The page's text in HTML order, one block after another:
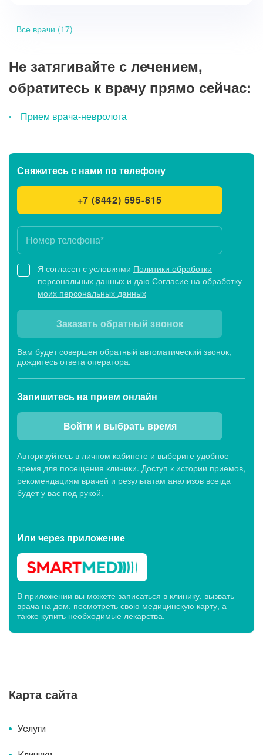
Все врачи (17)
Не затягивайте с лечением,
обратитесь к врачу прямо сейчас:
Прием врача-невролога
Свяжитесь с нами по телефону
+7 (8442) 595-815
Я согласен с условиями Политики обработки
персональных данных и даю Согласие на обработку
моих персональных данных
Заказать обратный звонок
Вам будет совершен обратный автоматический звонок,
дождитесь ответа оператора.
Запишитесь на прием онлайн
Войти и выбрать время
Авторизуйтесь в личном кабинете и выберите удобное
время для посещения клиники. Доступ к истории приемов,
рекомендациям врачей и результатам анализов всегда
будет у вас под рукой.
Или через приложение
В приложении вы можете записаться в клинику, вызвать
врача на дом, посмотреть свою медицинскую карту, а
также купить необходимые лекарства.
Карта сайта
Услуги